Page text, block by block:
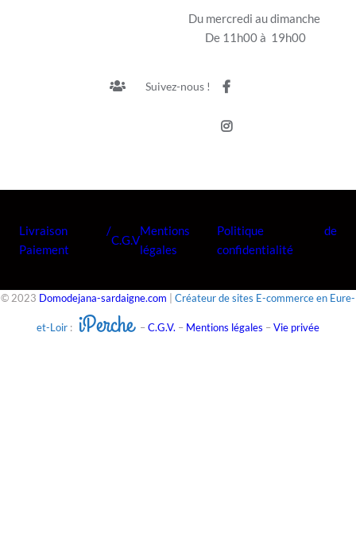
Du mercredi au dimanche
De 11h00 à 19h00
Suivez-nous !
Livraison /
Paiement
C.G.V
Mentions
légales
Politique de
confidentialité
© 2023 Domodejana-sardaigne.com Créateur de sites E-commerce en Eure-
et-Loir : iPerche – C.G.V. – Mentions légales – Vie privée